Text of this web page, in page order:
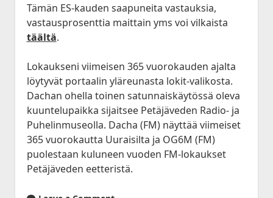
Tämän ES-kauden saapuneita vastauksia,
vastausprosenttia maittain yms voi vilkaista
täältä.
Lokaukseni viimeisen 365 vuorokauden ajalta
löytyvät portaalin yläreunasta lokit-valikosta.
Dachan ohella toinen satunnaiskäytössä oleva
kuuntelupaikka sijaitsee Petäjäveden Radio- ja
Puhelinmuseolla. Dacha (FM) näyttää viimeiset
365 vuorokautta Uuraisilta ja OG6M (FM)
puolestaan kuluneen vuoden FM-lokaukset
Petäjäveden eetteristä.